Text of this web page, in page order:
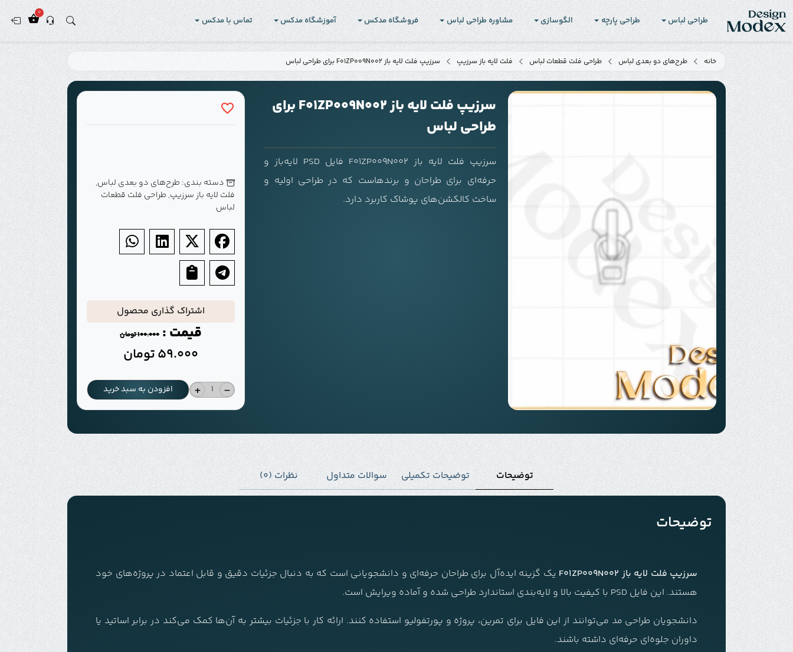
طراحی لباس طراحی پارچه الگوسازی مشاوره طراحی لباس فروشگاه مدکس آموزشگاه مدکس تماس با مدکس
0
خانه طرح‌های دو بعدی لباس طراحی فلت قطعات لباس فلت لایه باز سرزیپ سرزیپ فلت لایه باز F01ZP009N002 برای طراحی لباس
سرزیپ فلت لایه باز F01ZP009N002 برای
طراحی لباس
سرزیپ فلت لایه باز F01ZP009N002 فایل PSD لایه‌باز و
حرفه‌ای برای طراحان و برندهاست که در طراحی اولیه و
ساخت کالکشن‌های پوشاک کاربرد دارد.
دسته بندی: طرح‌های دو بعدی لباس,
فلت لایه باز سرزیپ, طراحی فلت قطعات
لباس
اشتراک گذاری محصول
قیمت :100.000تومان
59.000تومان
-
+ افزودن به سبد خرید
توضیحات توضیحات تکمیلی سوالات متداول نظرات (0)
توضیحات
سرزیپ فلت لایه باز F01ZP009N002
یک گزینه ایده‌آل برای طراحان حرفه‌ای و دانشجویانی است که به دنبال جزئیات دقیق و قابل اعتماد در پروژه‌های خود
هستند. این فایل PSD با کیفیت بالا و لایه‌بندی استاندارد طراحی شده و آماده ویرایش است.
دانشجویان طراحی مد می‌توانند از این فایل برای تمرین، پروژه و پورتفولیو استفاده کنند. ارائه کار با جزئیات بیشتر به آن‌ها کمک می‌کند در برابر اساتید یا
داوران جلوه‌ای حرفه‌ای داشته باشند.